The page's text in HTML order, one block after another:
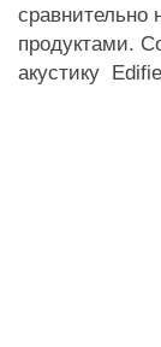
продуктами.
акустику